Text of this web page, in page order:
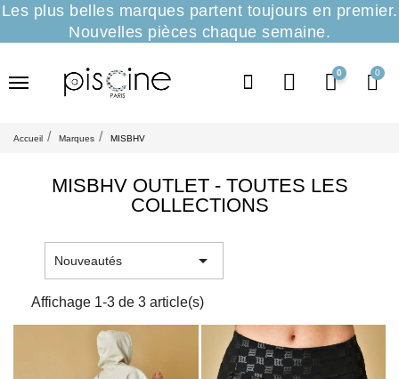
Les plus belles marques partent toujours en premier.
Nouvelles pièces chaque semaine.
0
Accueil Marques MISBHV
MISBHV OUTLET - TOUTES LES
COLLECTIONS
Nouveautés 
Affichage 1-3 de 3 article(s)